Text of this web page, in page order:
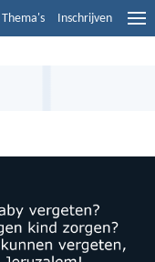
Thema's Inschrijven